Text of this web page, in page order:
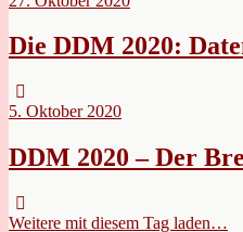
Die DDM 2020:
5. Oktober 2020
DDM 2020 – Der
Weitere mit diesem Tag laden…